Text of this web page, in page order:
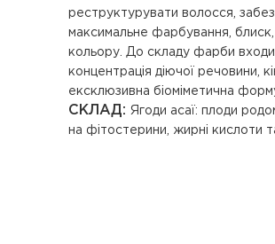
реструктурувати волосся,
максимальне фарбування, блиск,
кольору. До складу фарби
концентрація діючої речовини,
ексклюзивна біоміметична
СКЛАД: Ягоди асаї: плоди
на фітостерини, жирні кислоти
іонним зв'язкам з
проникає глибоко у волокна,